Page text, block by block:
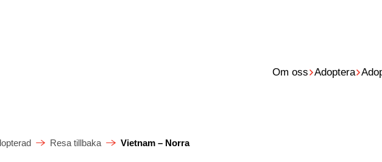
Om oss Adoptera
Resa tillbaka Vietnam – Norra